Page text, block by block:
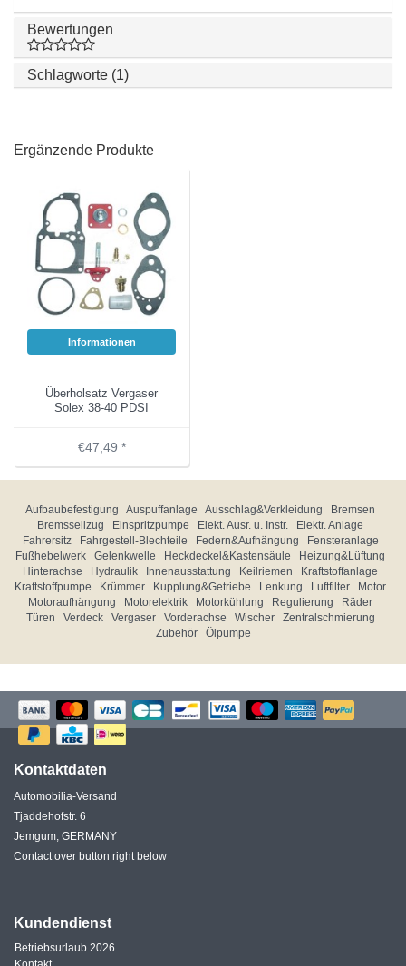
Bewertungen
Schlagworte (1)
Ergänzende Produkte
Informationen
Überholsatz Vergaser
Solex 38-40 PDSI
€47,49 *
Aufbaubefestigung Auspuffanlage Ausschlag&Verkleidung
Bremsen
Bremsseilzug
Einspritzpumpe Elekt. Ausr. u. Instr.
Elektr. Anlage
Fahrersitz
Fahrgestell-Blechteile Federn&Aufhängung
Fensteranlage
Fußhebelwerk
Gelenkwelle Heckdeckel&Kastensäule
Heizung&Lüftung
Hinterachse
Hydraulik Innenausstattung Keilriemen
Kraftstoffanlage
Kraftstoffpumpe
Krümmer Kupplung&Getriebe Lenkung Luftfilter
Motor
Motoraufhängung
Motorelektrik Motorkühlung Regulierung
Räder
Türen
Verdeck Vergaser Vorderachse Wischer
Zentralschmierung
Zubehör
Ölpumpe
Kontaktdaten
Automobilia-Versand
Tjaddehofstr. 6
Jemgum, GERMANY
Contact over button right below
Kundendienst
Betriebsurlaub 2026